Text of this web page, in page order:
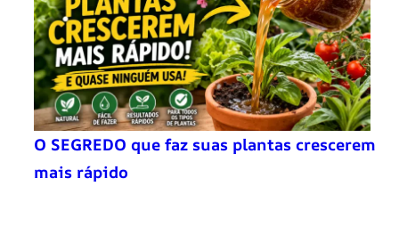
O SEGREDO que faz suas plantas crescerem
mais rápido